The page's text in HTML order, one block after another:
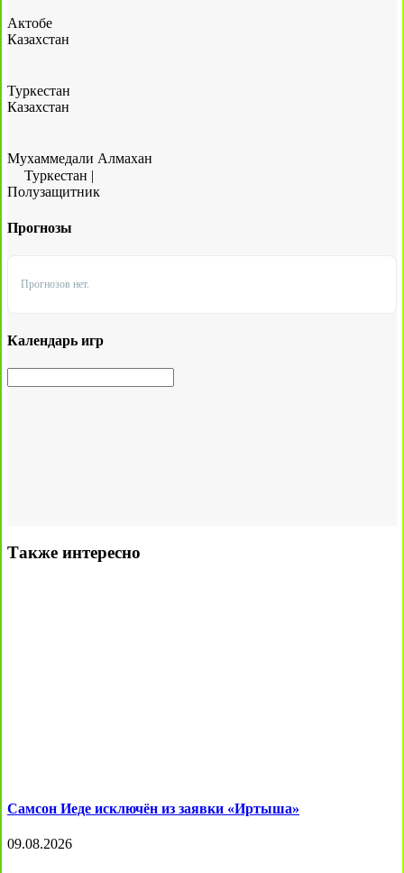
Актобе
Казахстан
Туркестан
Казахстан
Мухаммедали Алмахан
Туркестан |
Полузащитник
Прогнозы
Прогнозов нет.
Календарь игр
Также интересно
Самсон Иеде исключён из заявки «Иртыша»
09.08.2026